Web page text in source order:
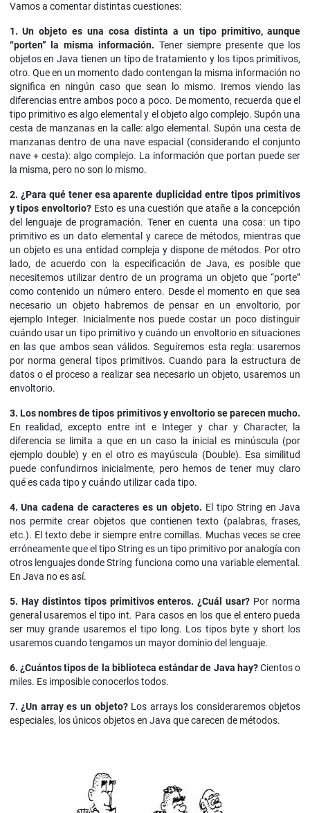
Vamos a comentar distintas cuestiones:
1. Un objeto es una cosa distinta a un tipo primitivo, aunque
“porten” la misma información. Tener siempre presente que los
objetos en Java tienen un tipo de tratamiento y los tipos primitivos,
otro. Que en un momento dado contengan la misma información no
significa en ningún caso que sean lo mismo. Iremos viendo las
diferencias entre ambos poco a poco. De momento, recuerda que el
tipo primitivo es algo elemental y el objeto algo complejo. Supón una
cesta de manzanas en la calle: algo elemental. Supón una cesta de
manzanas dentro de una nave espacial (considerando el conjunto
nave + cesta): algo complejo. La información que portan puede ser
la misma, pero no son lo mismo.
2. ¿Para qué tener esa aparente duplicidad entre tipos primitivos
y tipos envoltorio? Esto es una cuestión que atañe a la concepción
del lenguaje de programación. Tener en cuenta una cosa: un tipo
primitivo es un dato elemental y carece de métodos, mientras que
un objeto es una entidad compleja y dispone de métodos. Por otro
lado, de acuerdo con la especificación de Java, es posible que
necesitemos utilizar dentro de un programa un objeto que “porte”
como contenido un número entero. Desde el momento en que sea
necesario un objeto habremos de pensar en un envoltorio, por
ejemplo Integer. Inicialmente nos puede costar un poco distinguir
cuándo usar un tipo primitivo y cuándo un envoltorio en situaciones
en las que ambos sean válidos. Seguiremos esta regla: usaremos
por norma general tipos primitivos. Cuando para la estructura de
datos o el proceso a realizar sea necesario un objeto, usaremos un
envoltorio.
3. Los nombres de tipos primitivos y envoltorio se parecen mucho.
En realidad, excepto entre int e Integer y char y Character, la
diferencia se limita a que en un caso la inicial es minúscula (por
ejemplo double) y en el otro es mayúscula (Double). Esa similitud
puede confundirnos inicialmente, pero hemos de tener muy claro
qué es cada tipo y cuándo utilizar cada tipo.
4. Una cadena de caracteres es un objeto. El tipo String en Java
nos permite crear objetos que contienen texto (palabras, frases,
etc.). El texto debe ir siempre entre comillas. Muchas veces se cree
erróneamente que el tipo String es un tipo primitivo por analogía con
otros lenguajes donde String funciona como una variable elemental.
En Java no es así.
5. Hay distintos tipos primitivos enteros. ¿Cuál usar? Por norma
general usaremos el tipo int. Para casos en los que el entero pueda
ser muy grande usaremos el tipo long. Los tipos byte y short los
usaremos cuando tengamos un mayor dominio del lenguaje.
6. ¿Cuántos tipos de la biblioteca estándar de Java hay?Cientos o
miles. Es imposible conocerlos todos.
7. ¿Un array es un objeto?Los arrays los consideraremos objetos
especiales, los únicos objetos en Java que carecen de métodos.